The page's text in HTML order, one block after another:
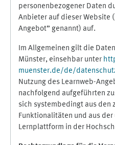
personenbezogener Daten
Anbieter auf dieser Website
Angebot” genannt) auf.
Im Allgemeinen gilt die
Münster, einsehbar unter
muenster.de/de/
Nutzung des Learnweb-
nachfolgend aufgeführten
sich systembedingt aus den
Funktionalitäten und aus
Lernplattform in der